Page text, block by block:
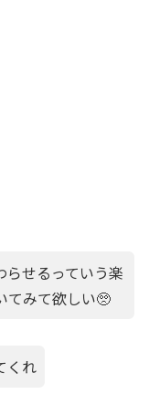
らせるっていう楽
てみて欲しい🥺
くれ